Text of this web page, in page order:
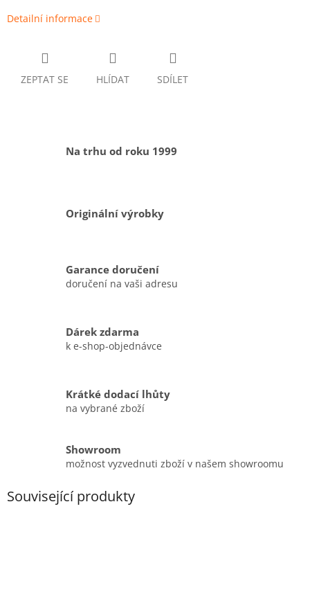
Detailní informace
ZEPTAT SE HLÍDAT SDÍLET
Na trhu od roku 1999
Originální výrobky
Garance doručení
doručení na vaši adresu
Dárek zdarma
k e-shop-objednávce
Krátké dodací lhůty
na vybrané zboží
Showroom
možnost vyzvednuti zboží v našem showroomu
Související produkty